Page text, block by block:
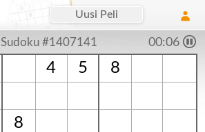
Uusi Peli
Sudoku #1407141 00:06
4 5 8
8